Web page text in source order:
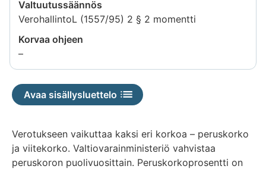
Valtuutussäännös
VerohallintoL (1557/95) 2 § 2 momentti
Korvaa ohjeen
–Tietoa
ei
saatavilla
Avaa sisällysluettelo
Verotukseen vaikuttaa kaksi eri korkoa – peruskorko
ja viitekorko. Valtiovarainministeriö vahvistaa
peruskoron puolivuosittain. Peruskorkoprosentti on